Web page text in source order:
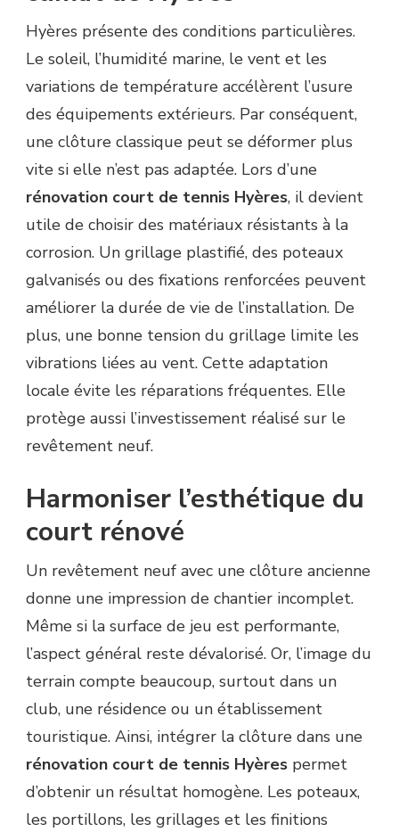
Hyères présente des conditions particulières.
Le soleil, l’humidité marine, le vent et les
variations de température accélèrent l’usure
des équipements extérieurs. Par conséquent,
une clôture classique peut se déformer plus
vite si elle n’est pas adaptée. Lors d’une
rénovation court de tennis Hyères, il devient
utile de choisir des matériaux résistants à la
corrosion. Un grillage plastifié, des poteaux
galvanisés ou des fixations renforcées peuvent
améliorer la durée de vie de l’installation. De
plus, une bonne tension du grillage limite les
vibrations liées au vent. Cette adaptation
locale évite les réparations fréquentes. Elle
protège aussi l’investissement réalisé sur le
revêtement neuf.
Harmoniser l’esthétique du
court rénové
Un revêtement neuf avec une clôture ancienne
donne une impression de chantier incomplet.
Même si la surface de jeu est performante,
l’aspect général reste dévalorisé. Or, l’image du
terrain compte beaucoup, surtout dans un
club, une résidence ou un établissement
touristique. Ainsi, intégrer la clôture dans une
rénovation court de tennis Hyères permet
d’obtenir un résultat homogène. Les poteaux,
les portillons, les grillages et les finitions